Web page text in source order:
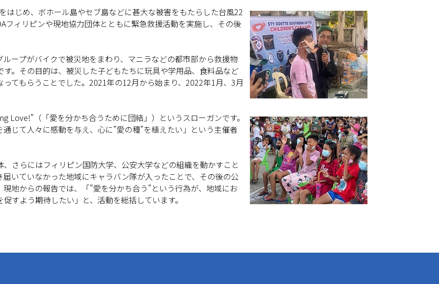
はじめ、ボホール島やセブ島などに甚大な被害をもたらした台風22
フィリピンや現地協力団体とともに緊急救援活動を実施し、その後
ープがバイクで被災地をまわり、マニラなどの都市部から救援物
。その目的は、被災した子どもたちに玩具や学用品、食料品など
てもらうことでした。2021年の12月から始まり、2022年1月、3月
Love!”（「愛を分かち合うために団結」）というスローガンです。
じて人々に感動を与え、心に”愛の種”を植えたい」という主催者
さらにはフィリピン国防大学、公安大学などの組織を動かすこと
いていなかった地域にキャラバン隊が入ったことで、その後の公
地からの報告では、「”愛を分かち合う”という行為が、地域にお
すよう期待したい」と、活動を総括しています。